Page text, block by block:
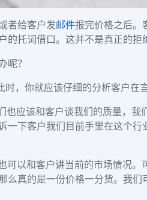
者给客户发邮件报完价格之后。
的托词借口。这并不是真正的拒
呢？
，你就应该仔细的分析客户在
也应该和客户谈我们的质量，
一下客户我们目前手里在这个
可以和客户讲当前的市场情况
么真的是一份价格一分货。我